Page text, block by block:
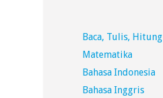
Baca, Tulis, Hitung
Matematika
Bahasa Indonesia
Bahasa Inggris